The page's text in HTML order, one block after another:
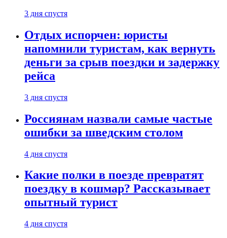
3 дня спустя
Отдых испорчен: юристы
напомнили туристам, как вернуть
деньги за срыв поездки и задержку
рейса
3 дня спустя
Россиянам назвали самые частые
ошибки за шведским столом
4 дня спустя
Какие полки в поезде превратят
поездку в кошмар? Рассказывает
опытный турист
4 дня спустя